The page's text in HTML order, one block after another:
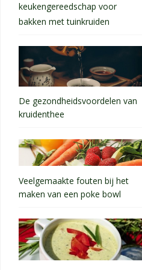
keukengereedschap voor
bakken met tuinkruiden
De gezondheidsvoordelen van
kruidenthee
Veelgemaakte fouten bij het
maken van een poke bowl